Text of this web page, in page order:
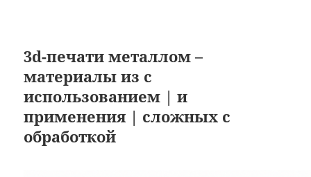
3d-печати металлом –
материалы из с
использованием | и
применения | сложных с
обработкой